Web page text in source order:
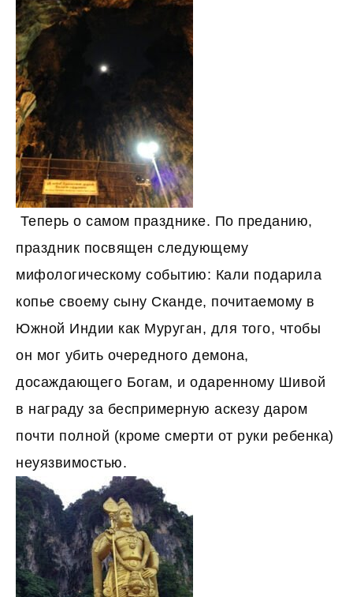
Теперь о самом празднике. По преданию,
праздник посвящен следующему
мифологическому событию: Кали подарила
копье своему сыну Сканде, почитаемому в
Южной Индии как Муруган, для того, чтобы
он мог убить очередного демона,
досаждающего Богам, и одаренному Шивой
в награду за беспримерную аскезу даром
почти полной (кроме смерти от руки ребенка)
неуязвимостью.